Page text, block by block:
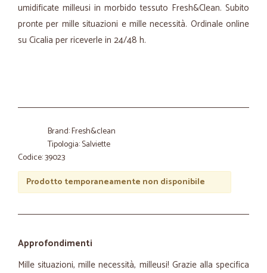
umidificate milleusi in morbido tessuto Fresh&Clean. Subito
pronte per mille situazioni e mille necessità. Ordinale online
su Cicalia per riceverle in 24/48 h.
Brand: Fresh&clean
Tipologia: Salviette
Codice: 39023
Prodotto temporaneamente non disponibile
Approfondimenti
Mille situazioni, mille necessità, milleusi! Grazie alla specifica